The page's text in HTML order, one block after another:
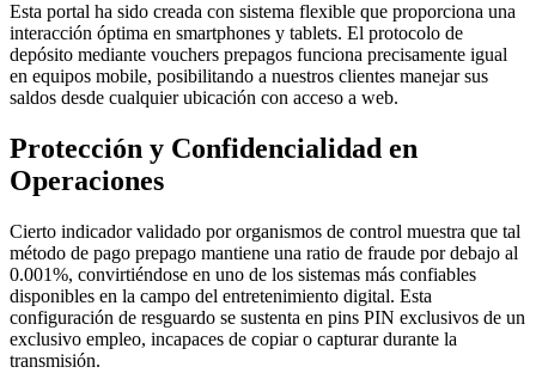
Esta portal ha sido creada con sistema flexible que proporciona una
interacción óptima en smartphones y tablets. El protocolo de
depósito mediante vouchers prepagos funciona precisamente igual
en equipos mobile, posibilitando a nuestros clientes manejar sus
saldos desde cualquier ubicación con acceso a web.
Protección y Confidencialidad en
Operaciones
Cierto indicador validado por organismos de control muestra que tal
método de pago prepago mantiene una ratio de fraude por debajo al
0.001%, convirtiéndose en uno de los sistemas más confiables
disponibles en la campo del entretenimiento digital. Esta
configuración de resguardo se sustenta en pins PIN exclusivos de un
exclusivo empleo, incapaces de copiar o capturar durante la
transmisión.